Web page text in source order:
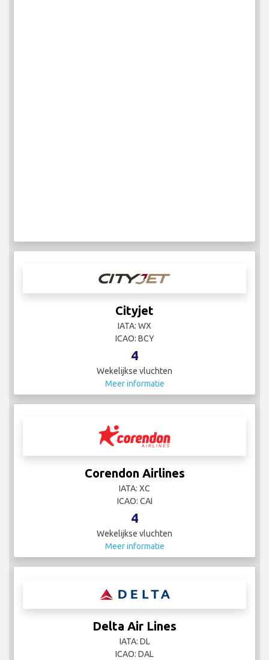
Cityjet
IATA: WX
ICAO: BCY
4
Wekelijkse vluchten
Meer informatie
Corendon Airlines
IATA: XC
ICAO: CAI
4
Wekelijkse vluchten
Meer informatie
Delta Air Lines
IATA: DL
ICAO: DAL